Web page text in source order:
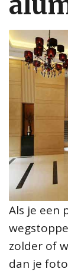
Als je een
zolder of
dan je